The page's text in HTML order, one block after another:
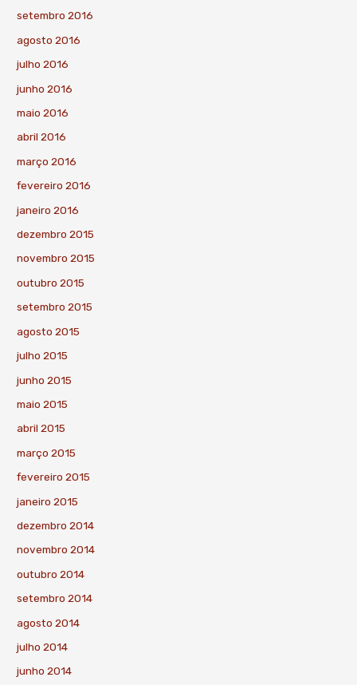
setembro 2016
agosto 2016
julho 2016
junho 2016
maio 2016
abril 2016
março 2016
fevereiro 2016
janeiro 2016
dezembro 2015
novembro 2015
outubro 2015
setembro 2015
agosto 2015
julho 2015
junho 2015
maio 2015
abril 2015
março 2015
fevereiro 2015
janeiro 2015
dezembro 2014
novembro 2014
outubro 2014
setembro 2014
agosto 2014
julho 2014
junho 2014